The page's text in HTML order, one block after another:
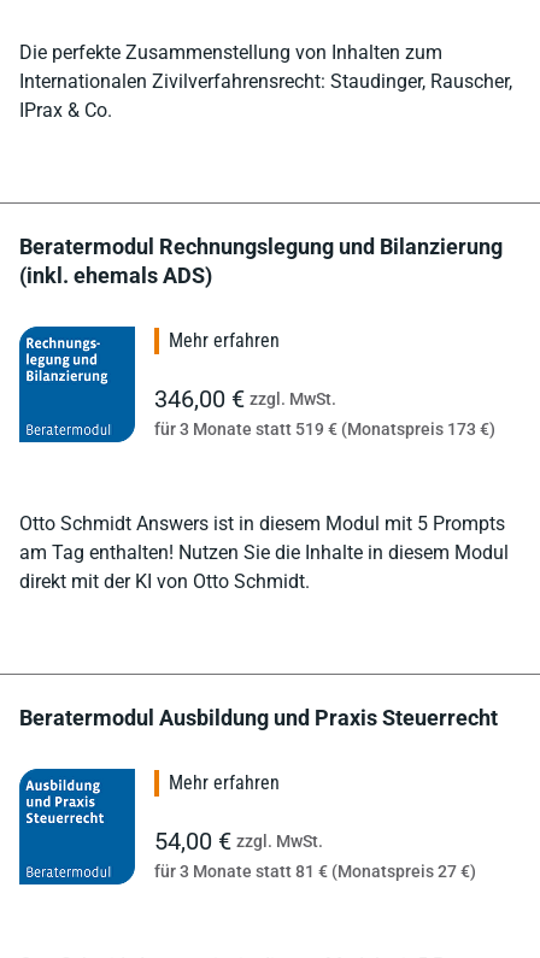
Die perfekte Zusammenstellung von Inhalten zum
Internationalen Zivilverfahrensrecht: Staudinger, Rauscher,
IPrax & Co.
Beratermodul Rechnungslegung und Bilanzierung
(inkl. ehemals ADS)
Otto Schmidt Answers ist in diesem Modul mit 5 Prompts
am Tag enthalten! Nutzen Sie die Inhalte in diesem Modul
direkt mit der KI von Otto Schmidt.
Mehr erfahren
346,00 € zzgl. MwSt.
für 3 Monate statt 519 € (Monatspreis 173 €)
Beratermodul Ausbildung und Praxis Steuerrecht
Mehr erfahren
54,00 € zzgl. MwSt.
für 3 Monate statt 81 € (Monatspreis 27 €)